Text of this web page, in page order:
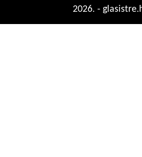
2026. -